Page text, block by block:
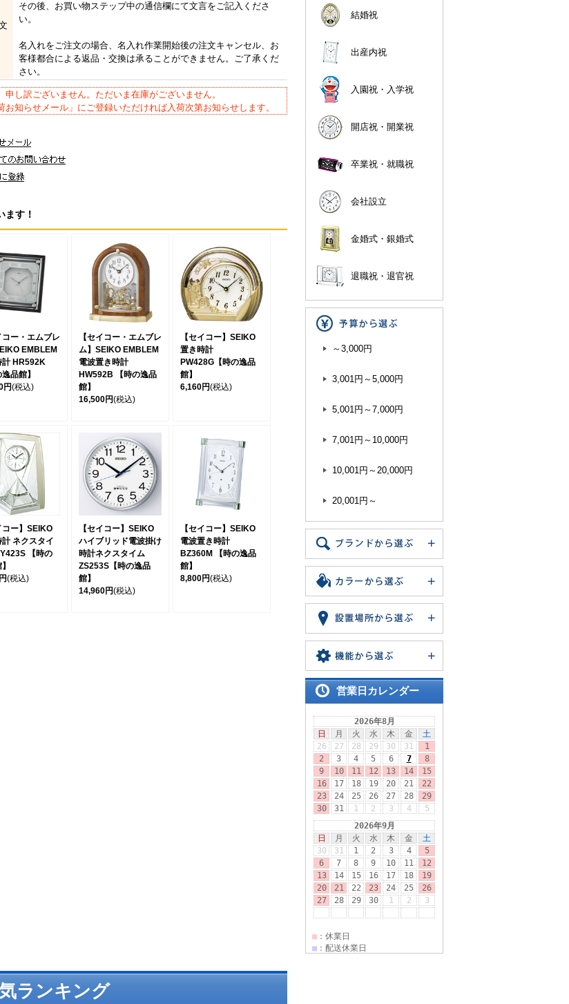
その後、お買い物ステップ中の通信欄にて文言をご記入くださ
い。
名入れをご注文の場合、名入れ作業開始後の注文キャンセル、お
客様都合による返品・交換は承ることができません。ご了承くだ
さい。
申し訳ございません。ただいま在庫がございません。
お知らせメール」にご登録いただければ入荷次第お知らせします。
ます！
コー・エムブレ
EMBLEM
計 HR592K
逸品館】
円(税込)
【セイコー・エムブレ
ム】SEIKO EMBLEM
電波置き時計
HW592B 【時の逸品
館】
16,500円(税込)
【セイコー】SEIKO
置き時計
PW428G【時の逸品
館】
6,160円(税込)
コー】SEIKO
ネクスタイ
【時の
(税込)
【セイコー】SEIKO
ハイブリッド電波掛け
時計ネクスタイム
ZS253S【時の逸品
館】
14,960円(税込)
【セイコー】SEIKO
電波置き時計
BZ360M 【時の逸品
館】
8,800円(税込)
結婚祝
出産内祝
入園祝・入学祝
開店祝・開業祝
卒業祝・就職祝
会社設立
金婚式・銀婚式
退職祝・退官祝
～3,000円
3,001円～5,000円
5,001円～7,000円
7,001円～10,000円
10,001円～20,000円
20,001円～
営業日カレンダー
ランキング